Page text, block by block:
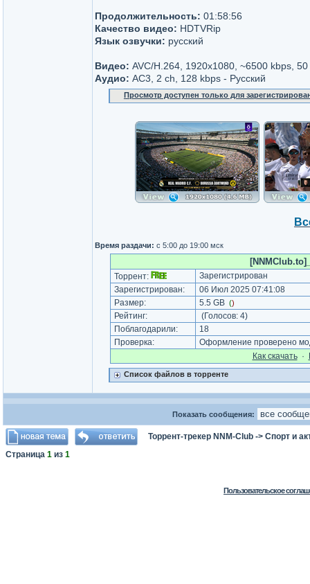
Продолжительность: 01:58:56
Качество видео: HDTVRip
Язык озвучки: русский
Видео: AVC/H.264, 1920x1080, ~6500 kbps, 50
Аудио: AC3, 2 ch, 128 kbps - Русский
Просмотр доступен только для
Время раздачи: с 5:00 до 19:00 мск
Торрент:
Зарегистрирован
Зарегистрирован:
06 Июл 2025 07:41:08
Размер:
5.5 GB ()
Рейтинг: (Голосов: 4)
Поблагодарили:
18
Проверка:
Оформление проверено
Как cкачать·
Список файлов в торренте
Показать сообщения:
Торрент-трекер NNM-Club -> Спорт и
Страница 1 из 1
Пользовательское